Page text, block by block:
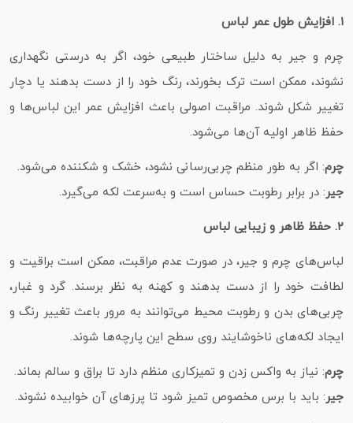
۱. افزایش طول عمر لباس
چرم و جیر به دلیل ساختار طبیعی خود، اگر به درستی نگهداری
نشوند، ممکن است ترک بخورند، رنگ خود را از دست بدهند یا دچار
تغییر شکل شوند. مراقبت اصولی باعث افزایش عمر این لباس‌ها و
حفظ ظاهر اولیه آن‌ها می‌شود.
چرم: اگر به طور منظم چربی‌رسانی نشود، خشک و شکننده می‌شود.
جیر: در برابر رطوبت حساس است و به‌سرعت لکه می‌گیرد.
۲. حفظ ظاهر و زیبایی لباس
لباس‌های چرم و جیر، در صورت عدم مراقبت، ممکن است براقیت و
لطافت خود را از دست بدهند و کهنه به نظر برسند. گرد و غبار،
چربی‌های بدن و رطوبت محیط می‌توانند به مرور باعث تغییر رنگ و
ایجاد لکه‌های ناخوشایند روی سطح این پارچه‌ها شوند.
چرم: نیاز به واکس زدن و تمیزکاری منظم دارد تا براق و سالم بماند.
جیر: باید با برس مخصوص تمیز شود تا پرزهای آن خوابیده نشوند.